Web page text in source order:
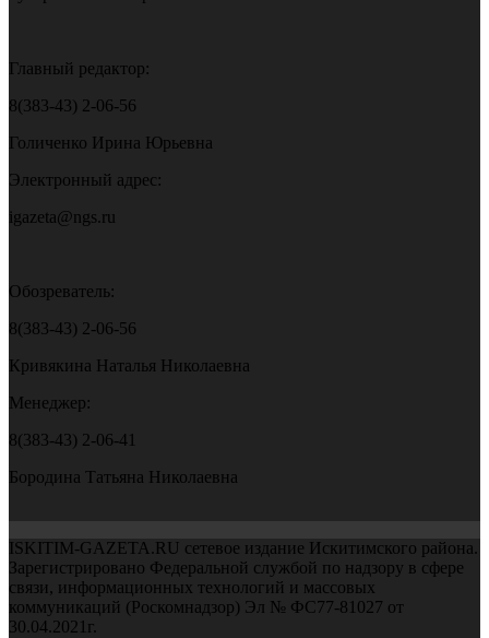
Главный редактор:
8(383-43) 2-06-56
Голиченко Ирина Юрьевна
Электронный адрес:
igazeta@ngs.ru
Обозреватель:
8(383-43) 2-06-56
Кривякина Наталья Николаевна
Менеджер:
8(383-43) 2-06-41
Бородина Татьяна Николаевна
ISKITIM-GAZETA.RU сетевое издание Искитимского района.
Зарегистрировано Федеральной службой по надзору в сфере
связи, информационных технологий и массовых
коммуникаций (Роскомнадзор) Эл № ФС77-81027 от
30.04.2021г.